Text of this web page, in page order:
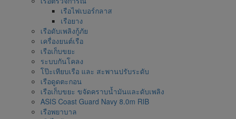
เรือไฟเบอร์กลาส
เรือยาง
เรือดับเพลิงกู้ภัย
เครื่องยนต์เรือ
เรือเก็บขยะ
ระบบกันโคลง
โป๊ะเทียบเรือ และ สะพานปรับระดับ
เรือดูดตะกอน
เรือเก็บขยะ ขจัดคราบน้ำมันและดับเพลิง
ASIS Coast Guard Navy 8.0m RIB
เรือพยาบาล